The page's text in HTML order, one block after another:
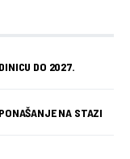
DO 2027.
NA STAZI